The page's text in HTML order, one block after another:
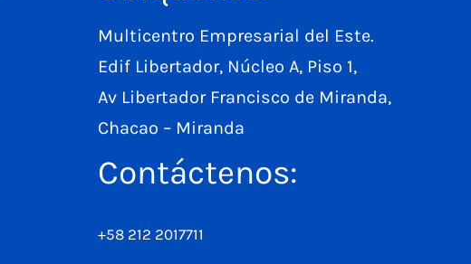
Multicentro Empresarial del Este.
Edif Libertador, Núcleo A, Piso 1,
Av Libertador Francisco de Miranda,
Chacao – Miranda
Contáctenos:
+58 212 2017711